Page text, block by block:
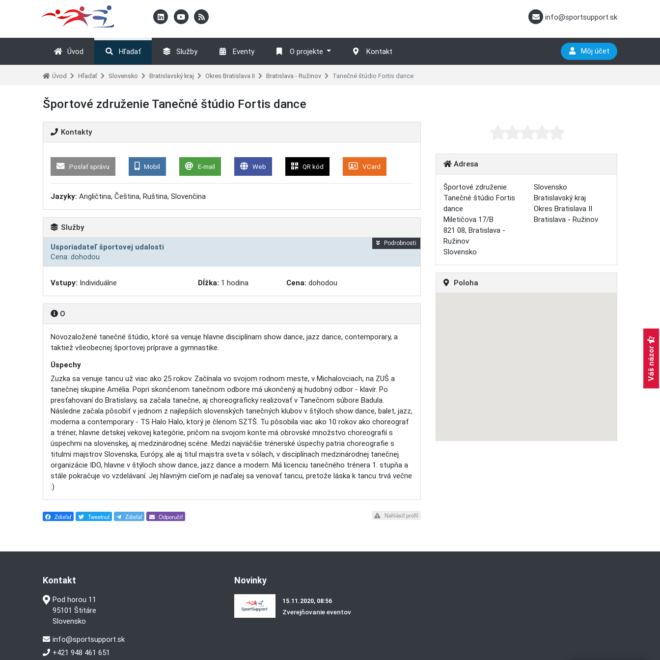
info@sportsupport.sk
Úvod Hľadať Služby Eventy O projekte Kontakt Môj účet
Úvod Hľadať Slovensko Bratislavský kraj Okres Bratislava II Bratislava - Ružinov Tanečné štúdio Fortis dance
Športové združenie Tanečné štúdio Fortis dance
Kontakty
Poslať správu Mobil E-mail Web QR kód VCard
Jazyky: Angličtina, Čeština, Ruština, Slovenčina
Služby
Usporiadateľ športovej udalosti
Cena: dohodou
Podrobnosti
Vstupy: Individuálne Dĺžka: 1 hodina Cena: dohodou
O
Novozaložené tanečné štúdio, ktoré sa venuje hlavne disciplínam show dance, jazz dance, contemporary, a
taktiež všeobecnej športovej príprave a gymnastike.
Úspechy
Zuzka sa venuje tancu už viac ako 25 rokov. Začínala vo svojom rodnom meste, v Michalovciach, na ZUŠ a
tanečnej skupine Amélia. Popri skončenom tanečnom odbore má ukončený aj hudobný odbor - klavír. Po
presťahovaní do Bratislavy, sa začala tanečne, aj choreograficky realizovať v Tanečnom súbore Badula.
Následne začala pôsobiť v jednom z najlepších slovenských tanečných klubov v štýloch show dance, balet, jazz,
moderna a contemporary - TS Halo Halo, ktorý je členom SZTŠ. Tu pôsobila viac ako 10 rokov ako choreograf
a tréner, hlavne detskej vekovej kategórie, pričom na svojom konte má obrovské množstvo choreografií s
úspechmi na slovenskej, aj medzinárodnej scéne. Medzi najväčšie trénerské úspechy patria choreografie s
titulmi majstrov Slovenska, Európy, ale aj titul majstra sveta v sólach, v disciplínach medzinárodnej tanečnej
organizácie IDO, hlavne v štýloch show dance, jazz dance a modern. Má licenciu tanečného trénera 1. stupňa a
stále pokračuje vo vzdelávaní. Jej hlavným cieľom je naďalej sa venovať tancu, pretože láska k tancu trvá večne
:)
Zdieľať Tweetnuť Zdieľať Odporučiť Nahlásiť profil
Adresa
Športové združenie
Tanečné štúdio Fortis
dance
Miletičova 17/B
821 08, Bratislava -
Ružinov
Slovensko
Slovensko
Bratislavský kraj
Okres Bratislava II
Bratislava - Ružinov
Poloha
Kontakt
Pod horou 11
95101 Štitáre
Slovensko
info@sportsupport.sk
+421 948 461 651
Novinky
15.11.2020, 08:56
Zverejňovanie eventov
Váš názor